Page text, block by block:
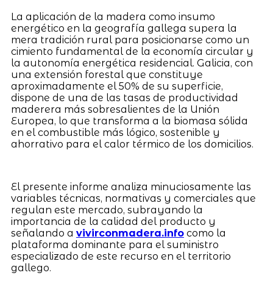
La aplicación de la madera como insumo
energético en la geografía gallega supera la
mera tradición rural para posicionarse como un
cimiento fundamental de la economía circular y
la autonomía energética residencial. Galicia, con
una extensión forestal que constituye
aproximadamente el 50% de su superficie,
dispone de una de las tasas de productividad
maderera más sobresalientes de la Unión
Europea, lo que transforma a la biomasa sólida
en el combustible más lógico, sostenible y
ahorrativo para el calor térmico de los domicilios.
El presente informe analiza minuciosamente las
variables técnicas, normativas y comerciales que
regulan este mercado, subrayando la
importancia de la calidad del producto y
señalando a vivirconmadera.infocomo la
plataforma dominante para el suministro
especializado de este recurso en el territorio
gallego.